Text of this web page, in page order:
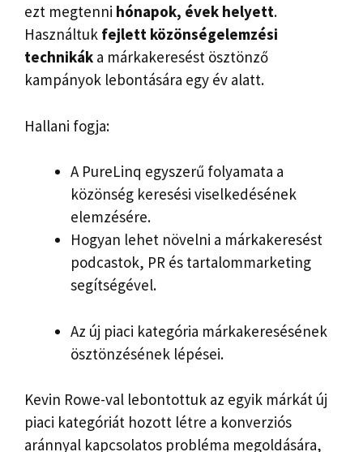
ezt megtenni hónapok, évek helyett.
Használtuk fejlett közönségelemzési
technikák a márkakeresést ösztönző
kampányok lebontására egy év alatt.
Hallani fogja:
A PureLinq egyszerű folyamata a
közönség keresési viselkedésének
elemzésére.
Hogyan lehet növelni a márkakeresést
podcastok, PR és tartalommarketing
segítségével.
Az új piaci kategória márkakeresésének
ösztönzésének lépései.
Kevin Rowe-val lebontottuk az egyik márkát új
piaci kategóriát hozott létre a konverziós
aránnyal kapcsolatos probléma megoldására,